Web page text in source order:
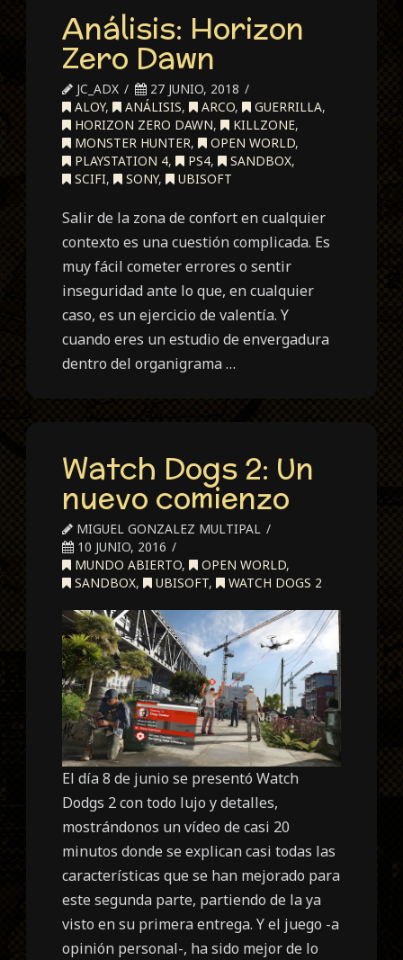
Análisis: Horizon
Zero Dawn
JC_ADX
27 JUNIO, 2018
ALOY, ANÁLISIS, ARCO, GUERRILLA,
HORIZON ZERO DAWN, KILLZONE,
MONSTER HUNTER, OPEN WORLD,
PLAYSTATION 4, PS4, SANDBOX,
SCIFI, SONY, UBISOFT
Salir de la zona de confort en cualquier
contexto es una cuestión complicada. Es
muy fácil cometer errores o sentir
inseguridad ante lo que, en cualquier
caso, es un ejercicio de valentía. Y
cuando eres un estudio de envergadura
dentro del organigrama …
Watch Dogs 2: Un
nuevo comienzo
MIGUEL GONZALEZ MULTIPAL
10 JUNIO, 2016
MUNDO ABIERTO, OPEN WORLD,
SANDBOX, UBISOFT, WATCH DOGS 2
El día 8 de junio se presentó Watch
Dodgs 2 con todo lujo y detalles,
mostrándonos un vídeo de casi 20
minutos donde se explican casi todas las
características que se han mejorado para
este segunda parte, partiendo de la ya
visto en su primera entrega. Y el juego -a
opinión personal-, ha sido mejor de lo